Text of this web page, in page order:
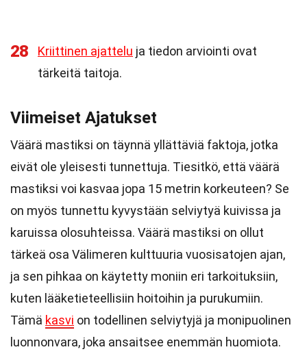
28 Kriittinen ajattelu ja tiedon arviointi ovat
tärkeitä taitoja.
Viimeiset Ajatukset
Väärä mastiksi on täynnä yllättäviä faktoja, jotka
eivät ole yleisesti tunnettuja. Tiesitkö, että väärä
mastiksi voi kasvaa jopa 15 metrin korkeuteen? Se
on myös tunnettu kyvystään selviytyä kuivissa ja
karuissa olosuhteissa. Väärä mastiksi on ollut
tärkeä osa Välimeren kulttuuria vuosisatojen ajan,
ja sen pihkaa on käytetty moniin eri tarkoituksiin,
kuten lääketieteellisiin hoitoihin ja purukumiin.
Tämä kasvi on todellinen selviytyjä ja monipuolinen
luonnonvara, joka ansaitsee enemmän huomiota.